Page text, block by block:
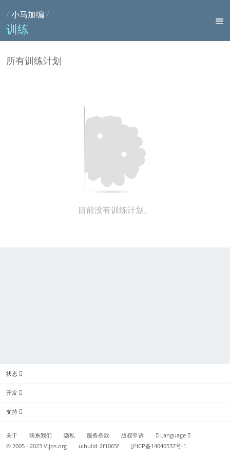
/小马加编 /
训练
所有训练计划
目前没有训练计划。
状态
开发
支持
关于 联系我们 隐私 服务条款 版权申诉
Language
© 2005 - 2023Vijos.org uibuild-2f1065f 沪ICP备14040537号-1